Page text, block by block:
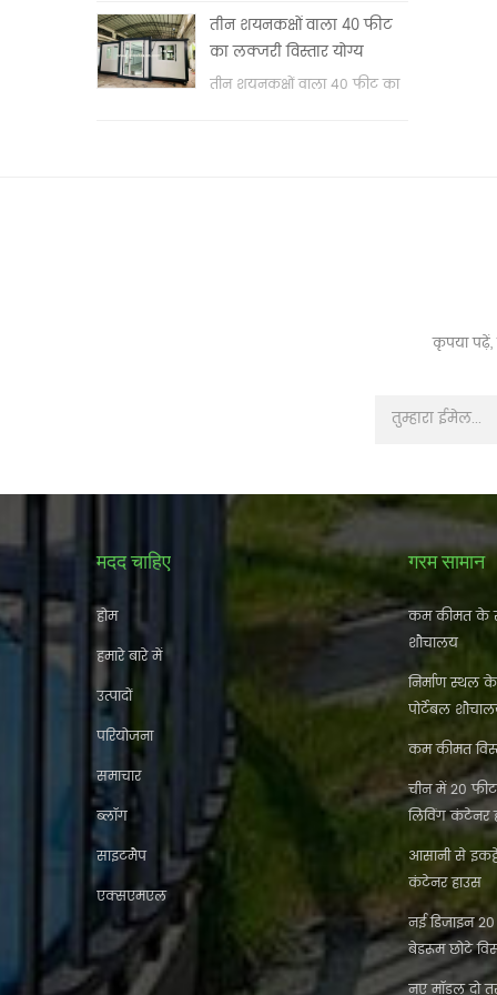
वॉश बेसिन & nbsp;
तीन शयनकक्षों वाला 40 फीट
का लक्जरी विस्तार योग्य
कंटेनर हाउस
तीन शयनकक्षों वाला 40 फीट का
कृपया
मदद चाहिए
होम
हमारे बारे में
उत्पादों
परियोजना
समाचार
ब्लॉग
साइटमैप
एक्सएमएल
गरम सामान
कम कीमत के
शौचालय
निर्माण स्थल
पोर्टेबल
कम कीमत
चीन में 20 फीट
लिविंग कंटेनर
आसानी से
कंटेनर हाउस
नई डिजाइन 20
बेडरूम छोटे
नए मॉडल दो